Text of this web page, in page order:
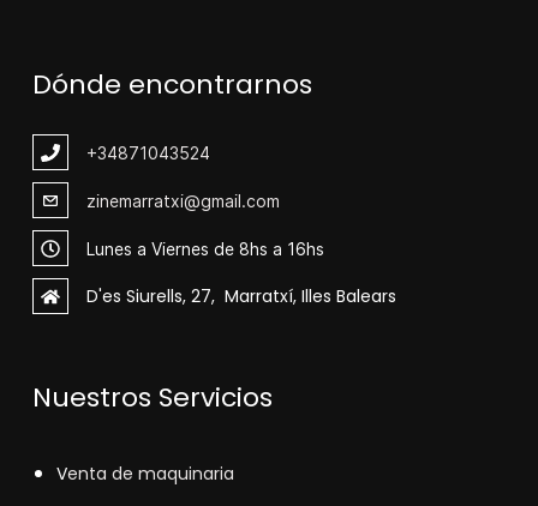
Dónde encontrarnos
+34871043524
zinemarratxi@gmail.com
Lunes a Viernes de 8hs a 16hs
D'es Siurells, 27, Marratxí, Illes Balears
Nuestros Servicios
Venta de maquinaria